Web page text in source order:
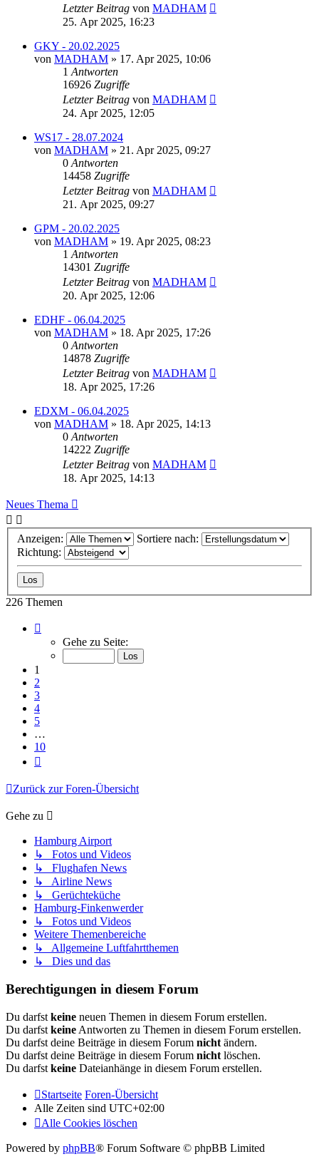
Letzter Beitrag von MADHAM
25. Apr 2025, 16:23
GKY - 20.02.2025
von MADHAM » 17. Apr 2025, 10:06
1 Antworten
16926 Zugriffe
Letzter Beitrag von MADHAM
24. Apr 2025, 12:05
WS17 - 28.07.2024
von MADHAM » 21. Apr 2025, 09:27
0 Antworten
14458 Zugriffe
Letzter Beitrag von MADHAM
21. Apr 2025, 09:27
GPM - 20.02.2025
von MADHAM » 19. Apr 2025, 08:23
1 Antworten
14301 Zugriffe
Letzter Beitrag von MADHAM
20. Apr 2025, 12:06
EDHF - 06.04.2025
von MADHAM » 18. Apr 2025, 17:26
0 Antworten
14878 Zugriffe
Letzter Beitrag von MADHAM
18. Apr 2025, 17:26
EDXM - 06.04.2025
von MADHAM » 18. Apr 2025, 14:13
0 Antworten
14222 Zugriffe
Letzter Beitrag von MADHAM
18. Apr 2025, 14:13
Neues Thema
Anzeigen:
Sortiere nach:
Richtung:
226 Themen
von
Gehe zu Seite:
1
2
3
4
5
…
10
Zurück zur Foren-Übersicht
Gehe zu
Hamburg Airport
↳ Fotos und Videos
↳ Flughafen News
↳ Airline News
↳ Gerüchteküche
Hamburg-Finkenwerder
↳ Fotos und Videos
Weitere Themenbereiche
↳ Allgemeine Luftfahrtthemen
↳ Dies und das
Berechtigungen in diesem Forum
Du darfst keine neuen Themen in diesem Forum erstellen.
Du darfst keine Antworten zu Themen in diesem Forum erstellen.
Du darfst deine Beiträge in diesem Forum nicht ändern.
Du darfst deine Beiträge in diesem Forum nicht löschen.
Du darfst keine Dateianhänge in diesem Forum erstellen.
Startseite Foren-Übersicht
Alle Zeiten sind UTC+02:00
Alle Cookies löschen
Powered by phpBB® Forum Software © phpBB Limited